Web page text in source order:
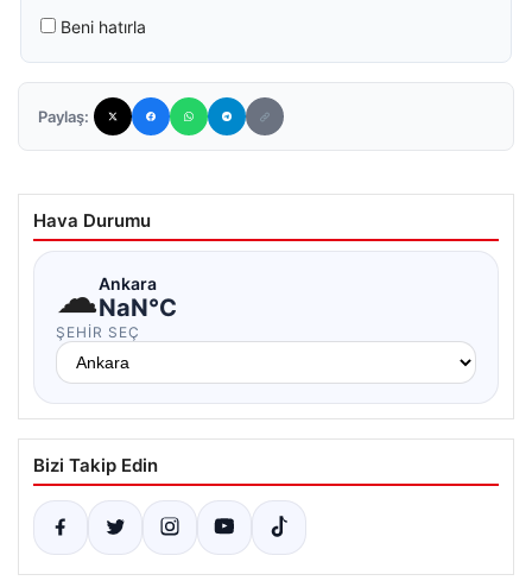
Beni hatırla
Paylaş:
Hava Durumu
☁Ankara
NaN°C
ŞEHIR SEÇ
Bizi Takip Edin